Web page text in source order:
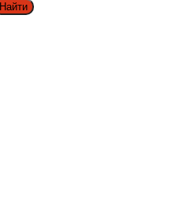
Найти